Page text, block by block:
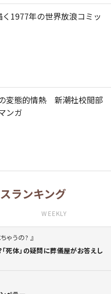
1977年の世界放浪コミッ
の変態的情熱 新潮社校閲部
ンガ
ランキング
WEEKLY
ゃうの?
死体」の疑問に葬儀屋がお答えし